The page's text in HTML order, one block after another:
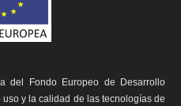
del Fondo Europeo de Desarrollo
y la calidad de las tecnologías de